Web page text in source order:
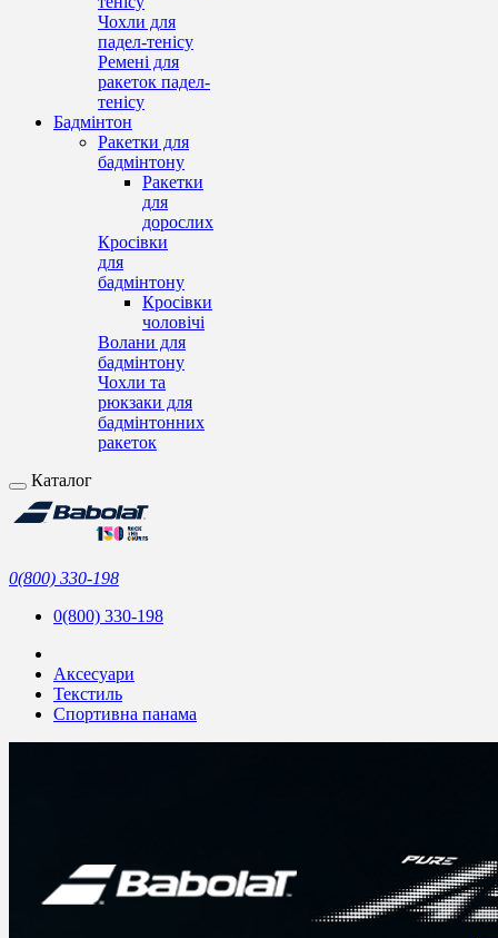
Чохли для
падел-тенісу
Ремені для
ракеток падел-
тенісу
Бадмінтон
Ракетки для
бадмінтону
Ракетки
для
дорослих
Кросівки
для
бадмінтону
Кросівки
чоловічі
Волани для
бадмінтону
Чохли та
рюкзаки для
бадмінтонних
ракеток
Каталог
0(800) 330-198
0(800) 330-198
Аксесуари
Текстиль
Спортивна панама